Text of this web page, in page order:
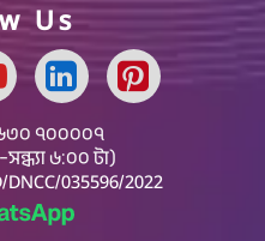
Us
৭০০০০৭
৬:০০ টা)
DNCC/035596/2022
Whatsapp